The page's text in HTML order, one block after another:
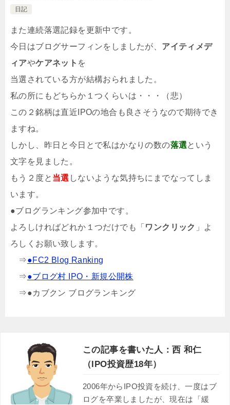
日記
また連続落選記録を更新中です。
今日はブログサーフィンをしましたが、 アイティメデ
ィアやケアネット を
当選されている方が結構おられました。
私の所にもどちらか１つくらいは・・・（悲）
この２銘柄は直近IPOの地合も良さそうなので期待でき
ますね。
しかし、昨日と今日とで私はかなりの数の落選という
文字を見ました。
もう２度と 当選 しないような気持ちにまでなってしま
います。
●ブログランキング参加中です。
よろしければどれか１つだけでも「 ワンクリック 」よ
ろしくお願い致します。
⇒●FC2 Blog Ranking
⇒●ブログ村 IPO・新規公開株
⇒●カブクン ブログランキング
この記事を書いた人：西 和仁
（IPO投資歴18年）
2006年からIPO投資を続け、一度はブ
ログを卒業しましたが、現在は「緩